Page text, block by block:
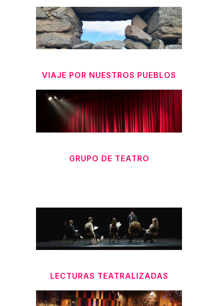
VIAJE POR NUESTROS PUEBLOS
GRUPO DE TEATRO
LECTURAS TEATRALIZADAS